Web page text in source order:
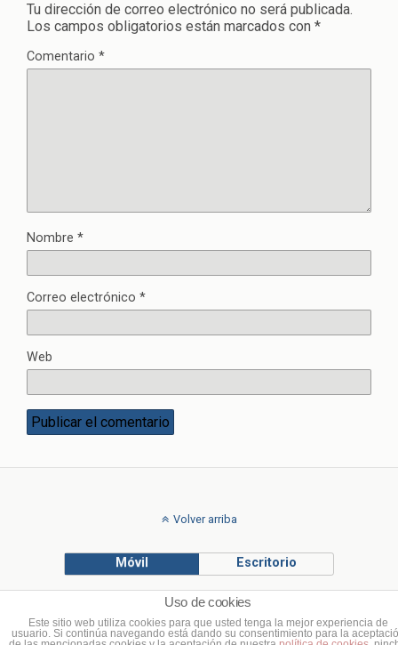
Tu dirección de correo electrónico no será publicada.
Los campos obligatorios están marcados con *
Comentario *
Nombre *
Correo electrónico *
Web
Volver arriba
Móvil Escritorio
© Francisco Ponce Carrasco
Uso de cookies
Este sitio web utiliza cookies para que usted tenga la mejor experiencia de
usuario. Si continúa navegando está dando su consentimiento para la